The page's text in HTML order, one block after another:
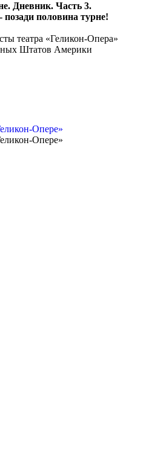
Дневник. Часть 3.
позади половина турне!
театра «Геликон-Опера»
Штатов Америки
Опере»
Опере»